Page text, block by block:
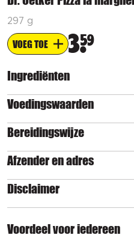
297 g
VOEG TOE 359
Ingrediënten
Voedingswaarden
Bereidingswijze
Afzender en adres
Disclaimer
Voordeel voor iedereen